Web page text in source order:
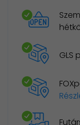
GLS